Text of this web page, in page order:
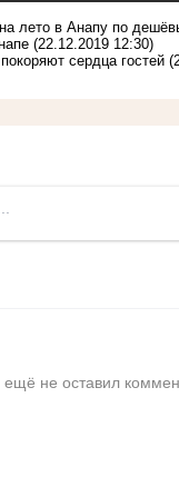
лето в Анапу по
(22.12.2019 12:30)
сердца гостей
ещё не оставил